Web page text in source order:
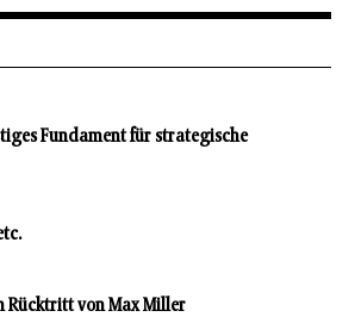
aufbau
Fundament für strategische
Rücktritt von Max Miller